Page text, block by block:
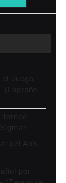
el Juego –
(Logroño –
del AoS
por